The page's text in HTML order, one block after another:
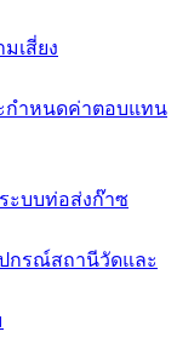
เสี่ยง
กำหนดค่าตอบแทน
ะบบท่อส่งก๊าซ
กรณ์สถานีวัดและ